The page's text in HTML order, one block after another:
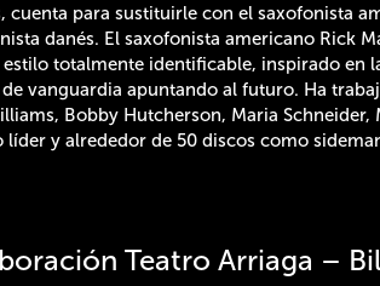
cuenta para sustituirle con el saxofonista
danés. El saxofonista americano Rick
estilo totalmente identificable, inspirado en
vanguardia apuntando al futuro. Ha
Bobby Hutcherson, Maria Schneider,
y alrededor de 50 discos como
Teatro Arriaga –